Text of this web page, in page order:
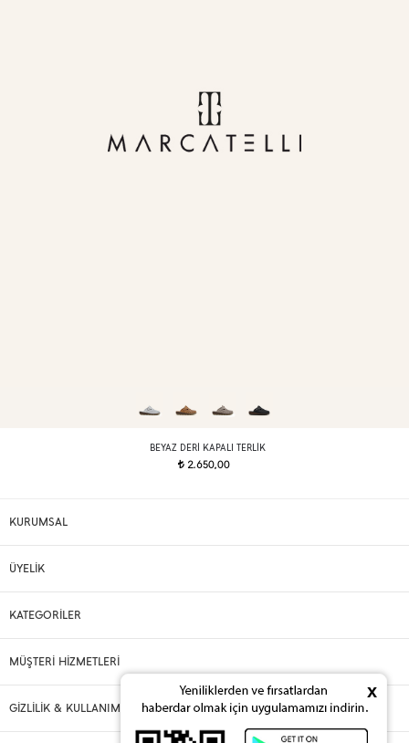
BEYAZ DERI KAPALI TERLIK
t2.650,00
KURUMSAL
ÜYELİK
KATEGORİLER
MÜŞTERİ HİZMETLERİ
GİZLİLİK & KULLANIM
x